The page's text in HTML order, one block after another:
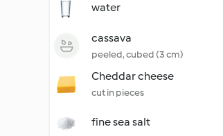
water
cassava
peeled, cubed (3 cm)
Cheddar cheese
cut in pieces
fine sea salt